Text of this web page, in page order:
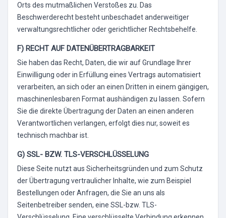
Orts des mutmaßlichen Verstoßes zu. Das
Beschwerderecht besteht unbeschadet anderweitiger
verwaltungsrechtlicher oder gerichtlicher Rechtsbehelfe.
F) RECHT AUF DATENÜBERTRAGBARKEIT
Sie haben das Recht, Daten, die wir auf Grundlage Ihrer
Einwilligung oder in Erfüllung eines Vertrags automatisiert
verarbeiten, an sich oder an einen Dritten in einem gängigen,
maschinenlesbaren Format aushändigen zu lassen. Sofern
Sie die direkte Übertragung der Daten an einen anderen
Verantwortlichen verlangen, erfolgt dies nur, soweit es
technisch machbar ist.
G) SSL- BZW. TLS-VERSCHLÜSSELUNG
Diese Seite nutzt aus Sicherheitsgründen und zum Schutz
der Übertragung vertraulicher Inhalte, wie zum Beispiel
Bestellungen oder Anfragen, die Sie an uns als
Seitenbetreiber senden, eine SSL-bzw. TLS-